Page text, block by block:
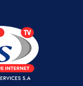
S.A